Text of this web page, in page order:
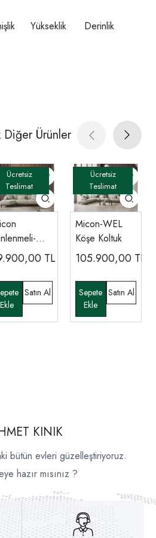
Yükseklik
Derinlik
Ürünler
Köşe
TL
Micon-WEL
Köşe Koltuk
105.900,00 TL
KINIK
bütün evleri güzelleştiriyoruz.
hazır mısınız ?